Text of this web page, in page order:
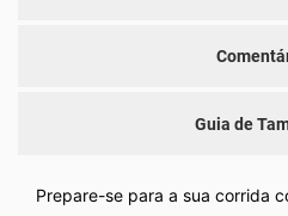
Guia de
Prepare-se para a sua corrida